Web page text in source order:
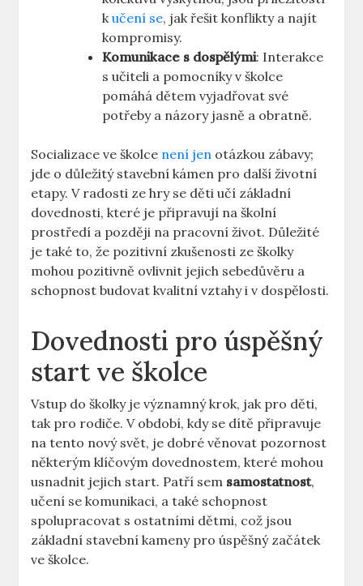
k⁢učení se, jak ​řešit konflikty a najít
kompromisy.
Komunikace s dospělými: ⁢Interakce
s⁢ učiteli a pomocníky v ‍školce
pomáhá dětem vyjadřovat své
‌potřeby a názory jasně a obratně.
Socializace ve‍ školce není jen otázkou zábavy;
jde o důležitý stavební kámen ‌pro další ​životní
etapy. ⁢V radosti⁤ ze hry‌ se děti učí základní
dovednosti, které je připravují na ⁤školní
prostředí a později na ‍pracovní život. Důležité‍
je také to, že pozitivní zkušenosti ze školky
mohou pozitivně⁢ ovlivnit jejich sebedůvěru a
schopnost budovat‌ kvalitní vztahy i v dospělosti.
Dovednosti pro úspěšný⁤
start‍ ve školce
Vstup do školky je významný krok, jak pro děti,
tak pro ​rodiče. V období, kdy se dítě​ připravuje
⁤na tento nový svět, je dobré věnovat‌ pozornost
některým ‌klíčovým dovednostem, které mohou
usnadnit jejich start. ⁢Patří sem samostatnost,
učení se komunikaci, a ‌také schopnost
spolupracovat⁣ s ostatními dětmi, což jsou
základní ‌stavební kameny pro‍ úspěšný začátek
ve školce.